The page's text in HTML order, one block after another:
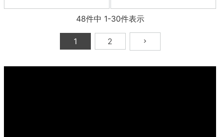
48件中 1-30件表示
1 2